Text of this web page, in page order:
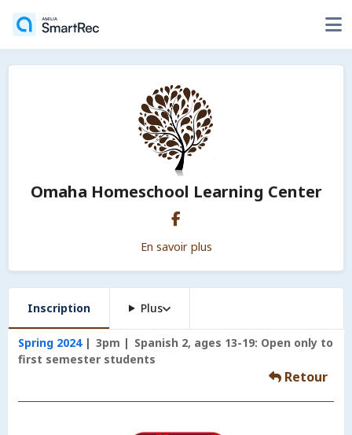
Omaha Homeschool Learning Center
En savoir plus
Inscription Plus
Spring 2024 3pm
Spanish 2, ages 13-19: Open only to
first semester students
Retour